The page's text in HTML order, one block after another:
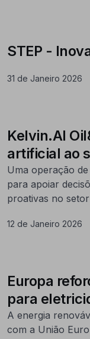
STEP -
31 de Janeiro 2026
Kelvin.AI
artificial ao
Uma operação
para apoiar
proativas no
12 de Janeiro 2026
Europa
para
A energia
com a União